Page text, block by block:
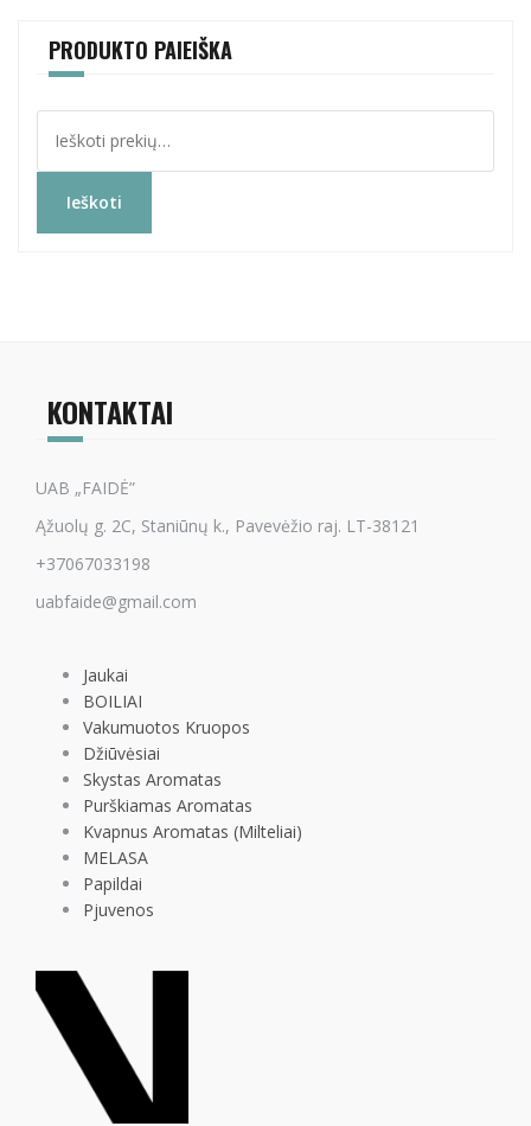
PRODUKTO PAIEIŠKA
Ieškoti
KONTAKTAI
UAB „FAIDĖ”
Ąžuolų g. 2C, Staniūnų k., Pavevėžio raj. LT-38121
+37067033198
uabfaide@gmail.com
Jaukai
BOILIAI
Vakumuotos Kruopos
Džiūvėsiai
Skystas Aromatas
Purškiamas Aromatas
Kvapnus Aromatas (Milteliai)
MELASA
Papildai
Pjuvenos